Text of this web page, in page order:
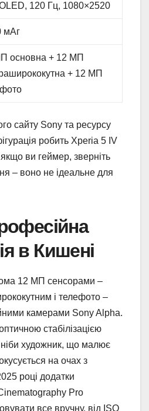
120 Гц, 1080×2520
мАг
основна + 12 МП
+ 12 МП
сайту Sony та ресурсу
робить Xperia 5 IV
ви геймер, зверніть
– воно не ідеальне для
в Кишені
12 МП сенсорами –
і телефото –
камерами Sony Alpha.
стабілізацією
ніби художник, що малює
на очах з
році додатки
Pro
все вручну, від ISO